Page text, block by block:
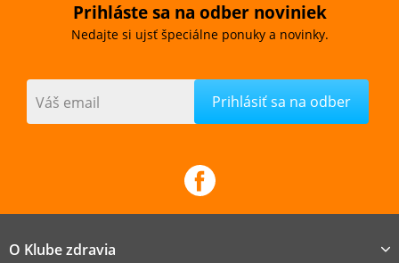
Prihláste sa na odber noviniek
Nedajte si ujsť špeciálne ponuky a novinky.
Váš email
O Klube zdravia